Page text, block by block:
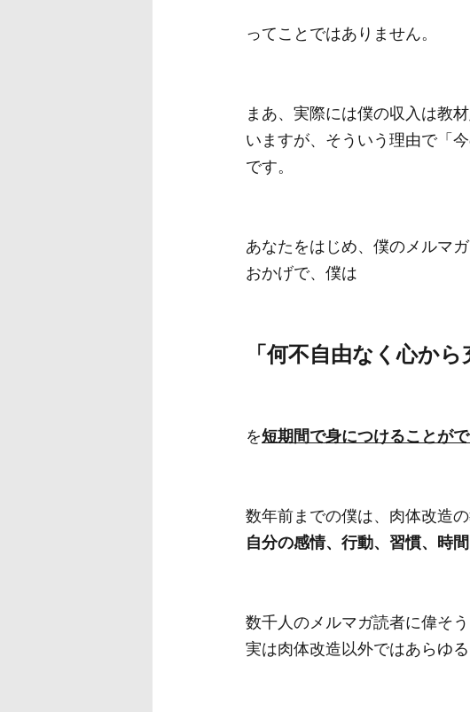
ってことではありません。
まあ、実際には僕の収入は教
いますが、そういう理由で「
です。
あなたをはじめ、僕のメルマ
おかげで、僕は
「何不自由なく心か
を短期間で身につけることが
数年前までの僕は、肉体改造
自分の感情、行動、習慣、時
数千人のメルマガ読者に偉そ
実は肉体改造以外ではあらゆ